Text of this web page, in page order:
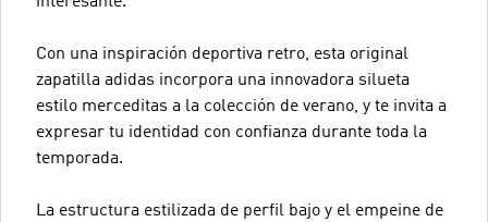
Con una inspiración deportiva retro, esta original
zapatilla adidas incorpora una innovadora silueta
estilo merceditas a la colección de verano, y te invita a
expresar tu identidad con confianza durante toda la
temporada.
La estructura estilizada de perfil bajo y el empeine de